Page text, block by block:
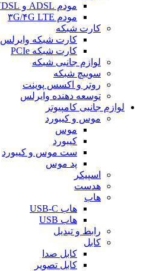
مودم ADSL و VDSL
مودم ۳G/۴G LTE
کارت شبکه
کارت شبکه وایرلس USB
کارت شبکه PCIe
لوازم جانبی شبکه
سوییچ شبکه
روتر و اکسس پوینت
توسعه دهنده وایرلس
لوازم جانبی کامپیوتر
موس و کیبورد
موس
کیبورد
ست موس و کیبورد
پد موس
اسپیکر
هدست
هاب
هاب USB-C
هاب USB
رابط و تبدیل
کابل
کابل صدا
کابل تصویر